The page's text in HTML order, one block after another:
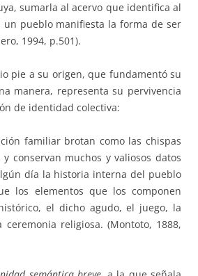
sumarla al acervo que identifica al
un pueblo manifiesta la forma de ser
1994, p.501).
pie a su origen, que fundamentó su
manera, representa su pervivencia
de identidad colectiva:
familiar brotan como las chispas
conservan muchos y valiosos datos
día la historia interna del pueblo
los elementos que los componen
el dicho agudo, el juego, la
ceremonia religiosa. (Montoto, 1888,